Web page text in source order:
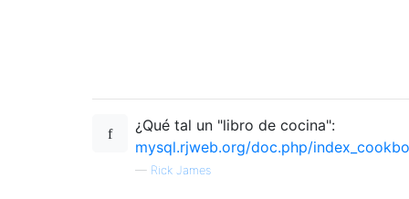
¿Qué tal un "libro de cocina":
mysql.rjweb.org/doc.php/
— Rick James